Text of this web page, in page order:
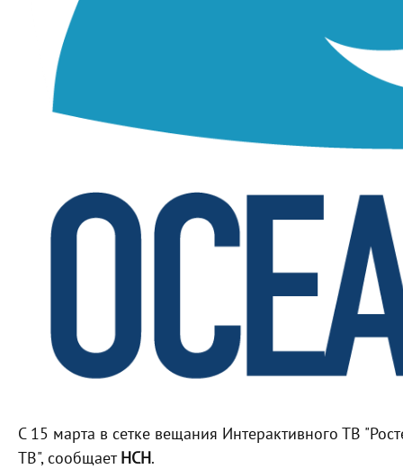
С 15 марта в сетке вещания Интерактивного ТВ
ТВ", сообщаетНСН.